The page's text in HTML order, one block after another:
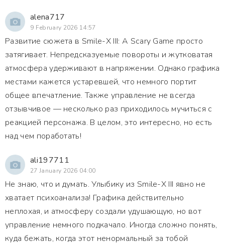
alena717
9 February 2026 14:57
Развитие сюжета в Smile-X III: A Scary Game просто
затягивает. Непредсказуемые повороты и жутковатая
атмосфера удерживают в напряжении. Однако графика
местами кажется устаревшей, что немного портит
общее впечатление. Также управление не всегда
отзывчивое — несколько раз приходилось мучиться с
реакцией персонажа. В целом, это интересно, но есть
над чем поработать!
ali197711
27 January 2026 04:00
Не знаю, что и думать. Улыбику из Smile-X III явно не
хватает психоанализа! Графика действительно
неплохая, и атмосферу создали удушающую, но вот
управление немного подкачало. Иногда сложно понять,
куда бежать, когда этот ненормальный за тобой